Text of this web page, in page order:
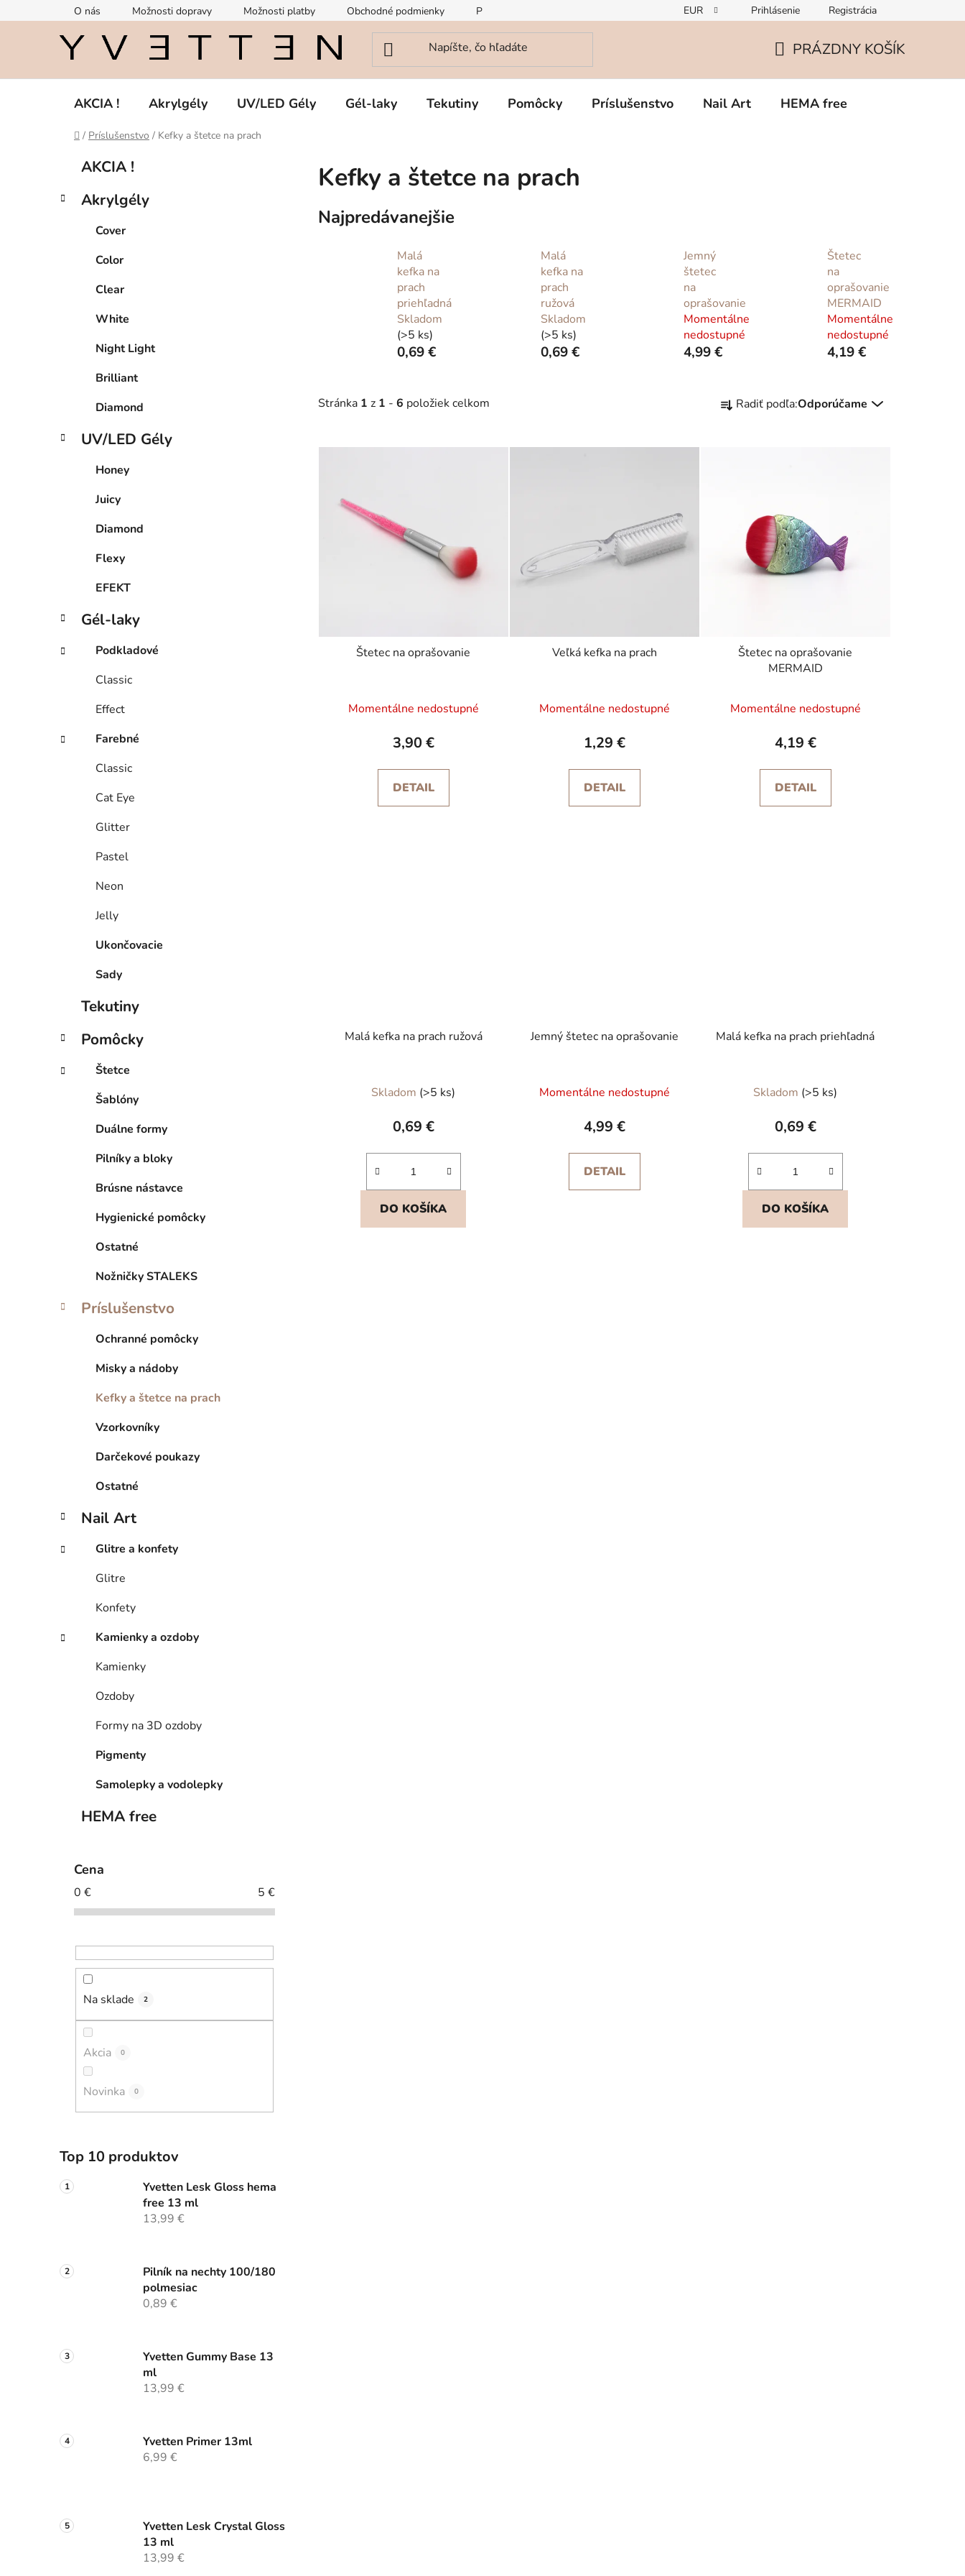
na
O nás Možnosti dopravy Možnosti platby Obchodné podmienky Podmienky ochrany osobných údajov Zmena v zložení gélov – čo potrebujete vedieť o TPO
EUR Prihlásenie Registrácia
KOŠÍK
PRÁZDNY KOŠÍK
AKCIA ! Akrylgély UV/LED Gély Gél-laky Tekutiny Pomôcky Príslušenstvo Nail Art HEMA free
Domov
/ Príslušenstvo / Kefky a štetce na prach
č
Preskočiť
kategórie
e
AKCIA !
Akrylgély
Cover
Color
Clear
White
Night Light
Brilliant
Diamond
UV/LED Gély
Honey
Juicy
Diamond
Flexy
EFEKT
Gél-laky
Podkladové
Classic
Effect
Farebné
Classic
Cat Eye
Glitter
Pastel
Neon
Jelly
Ukončovacie
Sady
Tekutiny
Pomôcky
Štetce
Šablóny
Duálne formy
Pilníky a bloky
Brúsne nástavce
Hygienické pomôcky
Ostatné
Nožničky STALEKS
Príslušenstvo
Ochranné pomôcky
Misky a nádoby
Kefky a štetce na prach
Vzorkovníky
Darčekové poukazy
Ostatné
Nail Art
Glitre a konfety
Glitre
Konfety
Kamienky a ozdoby
Kamienky
Ozdoby
Formy na 3D ozdoby
Pigmenty
Samolepky a vodolepky
HEMA free
Cena
0 € 5 €
Na sklade 2
Akcia 0
Novinka 0
Top 10 produktov
Yvetten Lesk Gloss hema
free 13 ml
13,99 €
Pilník na nechty 100/180
polmesiac
0,89 €
Yvetten Gummy Base 13
ml
13,99 €
Yvetten Primer 13ml
6,99 €
Yvetten Lesk Crystal Gloss
13 ml
13,99 €
Kefky a štetce na prach
Najpredávanejšie
Malá
kefka na
prach
priehľadná
Skladom
(>5 ks)
0,69 €
Malá
kefka na
prach
ružová
Skladom
(>5 ks)
0,69 €
Jemný
štetec
na
oprašovanie
Momentálne
nedostupné
4,99 €
Štetec
na
oprašovanie
MERMAID
Momentálne
nedostupné
4,19 €
Stránka 1 z 1 - 6 položiek celkom
a Radiť podľa:Odporúčame
V
k
Štetec na oprašovanie
Momentálne nedostupné
3,90 €
DETAIL
Veľká kefka na prach
Momentálne nedostupné
1,29 €
DETAIL
Štetec na oprašovanie
MERMAID
Momentálne nedostupné
4,19 €
DETAIL
Malá kefka na prach ružová
Skladom (>5 ks)
0,69 €
DO KOŠÍKA
Jemný štetec na oprašovanie
Momentálne nedostupné
4,99 €
DETAIL
Malá kefka na prach priehľadná
Skladom (>5 ks)
0,69 €
DO KOŠÍKA